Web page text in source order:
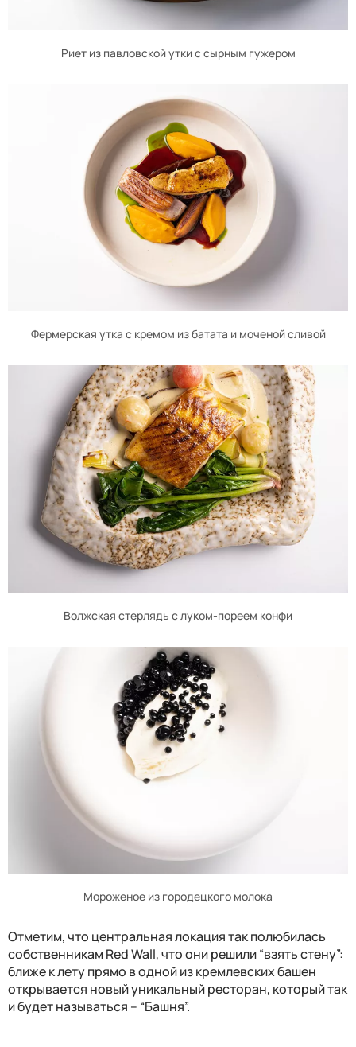
Риет из павловской утки с сырным гужером
Фермерская утка с кремом из батата и моченой сливой
Волжская стерлядь с луком-пореем конфи
Мороженое из городецкого молока
Отметим, что центральная локация так полюбилась
собственникамRed Wall, что они решили “взять стену”:
ближе к лету прямо в одной из кремлевских башен
открывается новый уникальный ресторан, который так
и будет называться – “Башня”.